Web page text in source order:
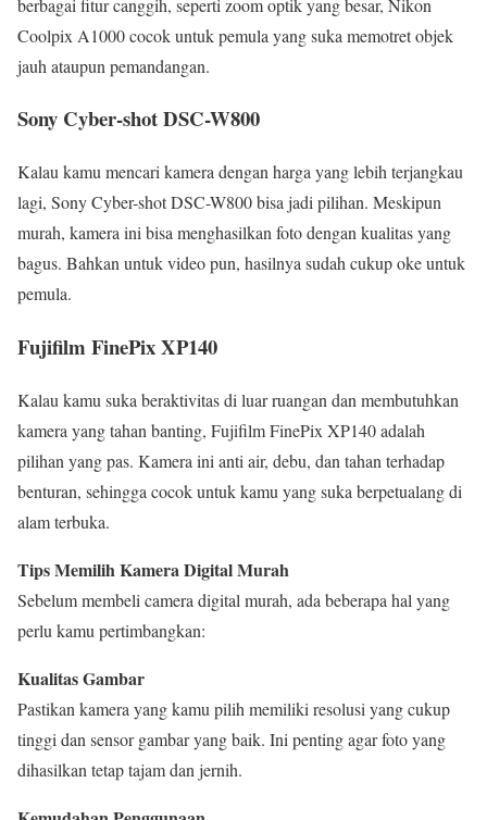
Coolpix A1000 cocok untuk pemula yang suka memotret objek
jauh ataupun pemandangan.
Sony Cyber-shot DSC-W800
Kalau kamu mencari kamera dengan harga yang lebih terjangkau
lagi, Sony Cyber-shot DSC-W800 bisa jadi pilihan. Meskipun
murah, kamera ini bisa menghasilkan foto dengan kualitas yang
bagus. Bahkan untuk video pun, hasilnya sudah cukup oke untuk
pemula.
Fujifilm FinePix XP140
Kalau kamu suka beraktivitas di luar ruangan dan membutuhkan
kamera yang tahan banting, Fujifilm FinePix XP140 adalah
pilihan yang pas. Kamera ini anti air, debu, dan tahan terhadap
benturan, sehingga cocok untuk kamu yang suka berpetualang di
alam terbuka.
Tips Memilih Kamera Digital Murah
Sebelum membeli camera digital murah, ada beberapa hal yang
perlu kamu pertimbangkan:
Kualitas Gambar
Pastikan kamera yang kamu pilih memiliki resolusi yang cukup
tinggi dan sensor gambar yang baik. Ini penting agar foto yang
dihasilkan tetap tajam dan jernih.